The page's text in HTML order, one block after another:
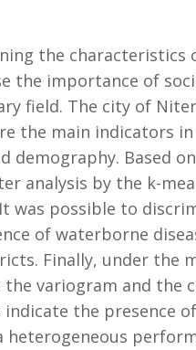
the characteristics
the importance of
field. The city of
the main indicators
demography. Based
analysis by the k-
was possible to
of waterborne
Finally, under the
variogram and the
the presence